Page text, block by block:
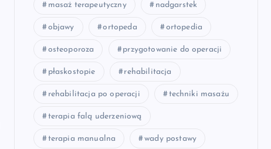
masaż terapeutyczny nadgarstek
objawy ortopeda ortopedia
osteoporoza przygotowanie do operacji
płaskostopie rehabilitacja
rehabilitacja po operacji techniki masażu
terapia falą uderzeniową
terapia manualna wady postawy